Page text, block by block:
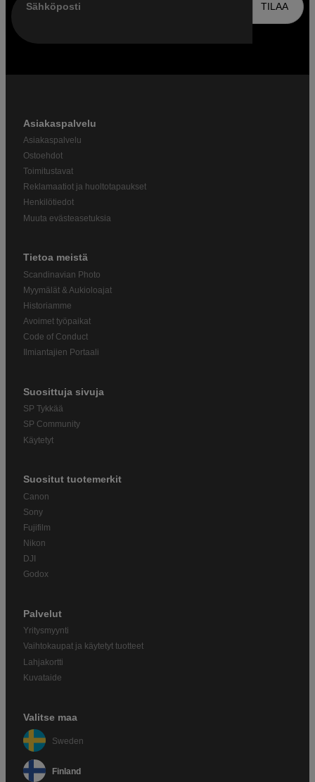
Sähköposti TILAA
Asiakaspalvelu
Asiakaspalvelu
Ostoehdot
Toimitustavat
Reklamaatiot ja huoltotapaukset
Henkilötiedot
Muuta evästeasetuksia
Tietoa meistä
Scandinavian Photo
Myymälät & Aukioloajat
Historiamme
Avoimet työpaikat
Code of Conduct
Ilmiantajien Portaali
Suosittuja sivuja
SP Tykkää
SP Community
Käytetyt
Suositut tuotemerkit
Canon
Sony
Fujifilm
Nikon
DJI
Godox
Palvelut
Yritysmyynti
Vaihtokaupat ja käytetyt tuotteet
Lahjakortti
Kuvataide
Valitse maa
Sweden
Finland